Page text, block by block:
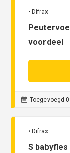
• Difrax
voordeel
Toegevoegd
• Difrax
S